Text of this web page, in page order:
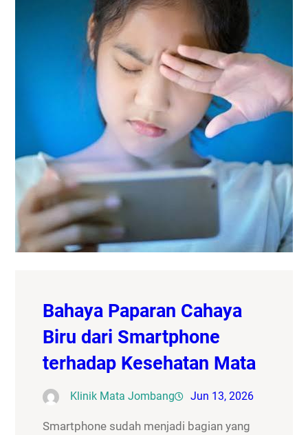
Bahaya Paparan Cahaya
Biru dari Smartphone
terhadap Kesehatan Mata
Klinik Mata Jombang Jun 13, 2026
Smartphone sudah menjadi bagian yang